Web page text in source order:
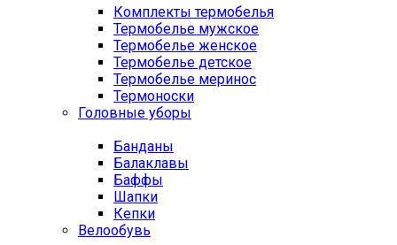
Комплекты термобелья
Термобелье мужское
Термобелье женское
Термобелье детское
Термобелье меринос
Термоноски
Головные уборы
Банданы
Балаклавы
Баффы
Шапки
Кепки
Велообувь